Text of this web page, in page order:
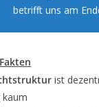
betrifft uns am
ist